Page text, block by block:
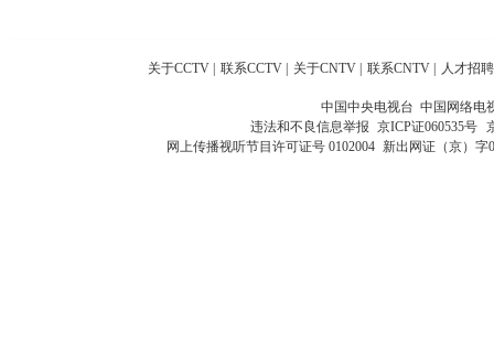
关于CCTV 联系CCTV 关于CNTV 联系CNTV 人才招聘
中国中央电视台 中国网络电
违法和不良信息举报 京ICP证060535号
网上传播视听节目许可证号 0102004 新出网证（京）